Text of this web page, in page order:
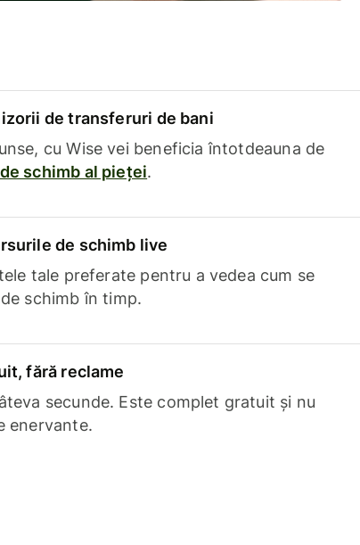
de transferuri de bani
cu Wise vei beneficia întotdeauna de
schimb al pieței.
de schimb live
tale preferate pentru a vedea cum se
schimb în timp.
fără reclame
secunde. Este complet gratuit și nu
enervante.